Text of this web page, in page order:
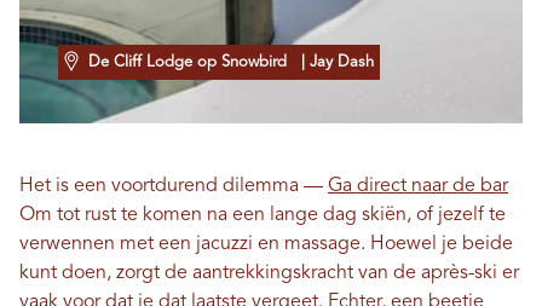
De Cliff Lodge op Snowbird | Jay Dash
Het is een voortdurend dilemma — Ga direct naar de bar
Om tot rust te komen na een lange dag skiën, of jezelf te
verwennen met een jacuzzi en massage. Hoewel je beide
kunt doen, zorgt de aantrekkingskracht van de après-ski er